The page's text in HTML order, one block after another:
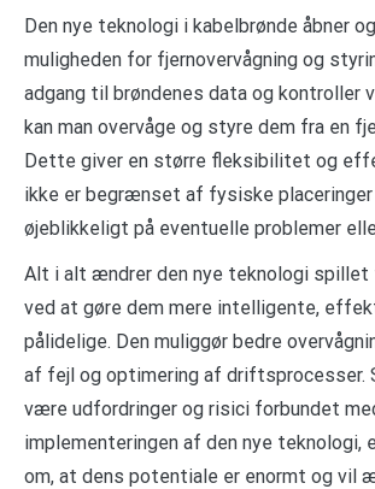
Den nye teknologi i kabelbrønde åbner
muligheden for fjernovervågning og
adgang til brøndenes data og kontroller
kan man overvåge og styre dem fra en
Dette giver en større fleksibilitet og
ikke er begrænset af fysiske placeringer
øjeblikkeligt på eventuelle problemer
Alt i alt ændrer den nye teknologi spillet
ved at gøre dem mere intelligente,
pålidelige. Den muliggør bedre
af fejl og optimering af driftsprocesser.
være udfordringer og risici forbundet
implementeringen af den nye teknologi,
om, at dens potentiale er enormt og vil